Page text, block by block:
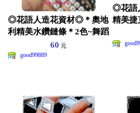
◎花語人造花資材◎＊奧地
利精美水鑽鏈條＊2色~舞蹈
衣服~皮包~髮飾裝飾
60 元
good99889
◎花語
精美捷
舞蹈